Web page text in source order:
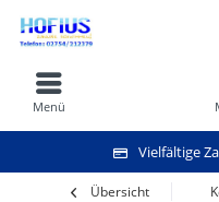
Vielfältige
Menü
Übersicht